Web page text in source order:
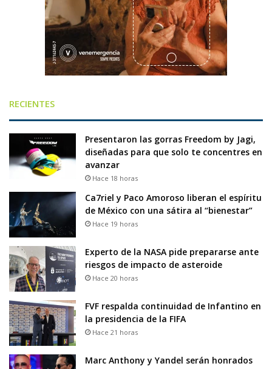
RECIENTES
Presentaron las gorras Freedom by Jagi,
diseñadas para que solo te concentres en
avanzar
Hace 18 horas
Ca7riel y Paco Amoroso liberan el espíritu
de México con una sátira al “bienestar”
Hace 19 horas
Experto de la NASA pide prepararse ante
riesgos de impacto de asteroide
Hace 20 horas
FVF respalda continuidad de Infantino en
la presidencia de la FIFA
Hace 21 horas
Marc Anthony y Yandel serán honrados